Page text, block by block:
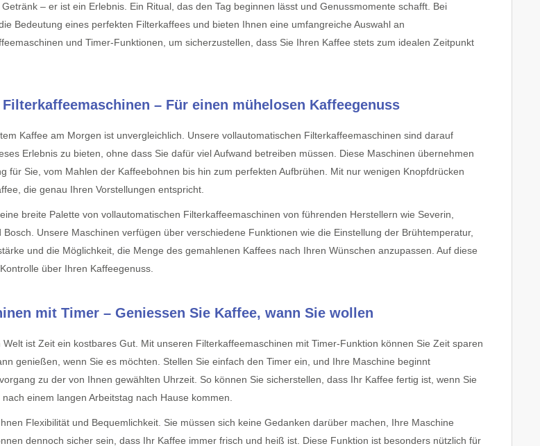
– er ist ein Erlebnis. Ein Ritual, das den Tag beginnen lässt und Genussmomente schafft. Bei
Bedeutung eines perfekten Filterkaffees und bieten Ihnen eine umfangreiche Auswahl an
und Timer-Funktionen, um sicherzustellen, dass Sie Ihren Kaffee stets zum idealen Zeitpunkt
– Für einen mühelosen Kaffeegenuss
Kaffee am Morgen ist unvergleichlich. Unsere vollautomatischen Filterkaffeemaschinen sind darauf
Erlebnis zu bieten, ohne dass Sie dafür viel Aufwand betreiben müssen. Diese Maschinen übernehmen
für Sie, vom Mahlen der Kaffeebohnen bis hin zum perfekten Aufbrühen. Mit nur wenigen Knopfdrücken
die genau Ihren Vorstellungen entspricht.
breite Palette von vollautomatischen Filterkaffeemaschinen von führenden Herstellern wie Severin,
Bosch. Unsere Maschinen verfügen über verschiedene Funktionen wie die Einstellung der Brühtemperatur,
und die Möglichkeit, die Menge des gemahlenen Kaffees nach Ihren Wünschen anzupassen. Auf diese
über Ihren Kaffeegenuss.
mit Timer – Geniessen Sie Kaffee, wann Sie wollen
ist Zeit ein kostbares Gut. Mit unseren Filterkaffeemaschinen mit Timer-Funktion können Sie Zeit sparen
genießen, wenn Sie es möchten. Stellen Sie einfach den Timer ein, und Ihre Maschine beginnt
zu der von Ihnen gewählten Uhrzeit. So können Sie sicherstellen, dass Ihr Kaffee fertig ist, wenn Sie
einem langen Arbeitstag nach Hause kommen.
Flexibilität und Bequemlichkeit. Sie müssen sich keine Gedanken darüber machen, Ihre Maschine
dennoch sicher sein, dass Ihr Kaffee immer frisch und heiß ist. Diese Funktion ist besonders nützlich für